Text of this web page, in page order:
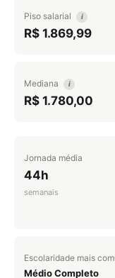
Piso salarial i
R$ 1.869,99
Mediana i
R$ 1.780,00
Jornada média
44h
semanais
Escolaridade mais
Médio Completo